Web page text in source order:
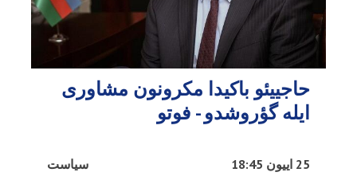
حاجییئو باکیدا مکرونون مشاوری
ایله گؤروشدو - فوتو
سیاست 25 اییون 18:45